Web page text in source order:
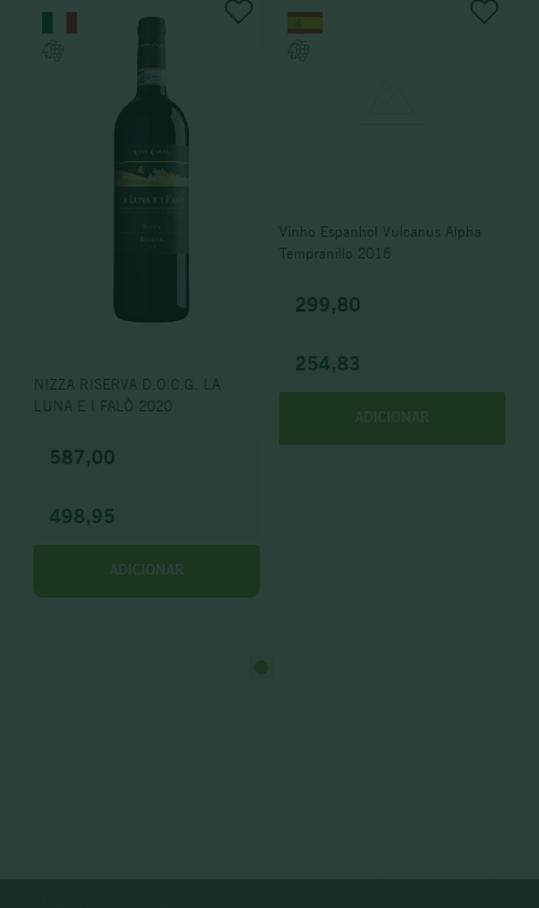
NIZZA RISERVA D.O.C.G. LA
LUNA E I FALÒ 2020
587,00
498,95
ADICIONAR
Vinho Espanhol Vulcanus Alpha
Tempranillo 2016
299,80
254,83
ADICIONAR